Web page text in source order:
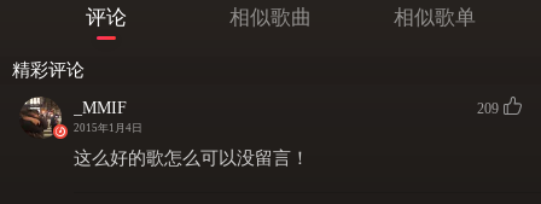
你说你今天爱已失去
WOOH
评论 相似歌曲 相似歌单
精彩评论
_MMIF
2015年1月4日
209
这么好的歌怎么可以没留言！